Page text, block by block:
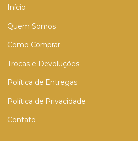
Início
Quem Somos
Como Comprar
Trocas e Devoluções
Política de Entregas
Política de Privacidade
Contato